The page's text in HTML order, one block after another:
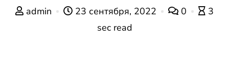
admin 23 сентября, 2022 0
3
sec read